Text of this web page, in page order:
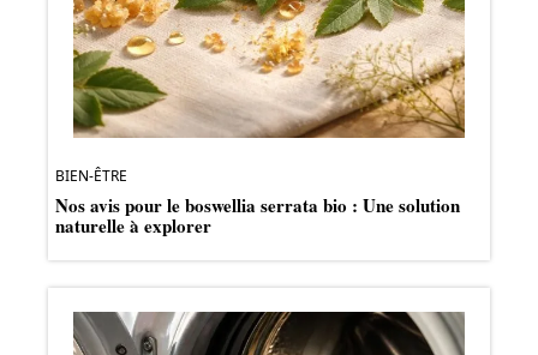
BIEN-ÊTRE
Nos avis pour le boswellia serrata bio : Une solution
naturelle à explorer